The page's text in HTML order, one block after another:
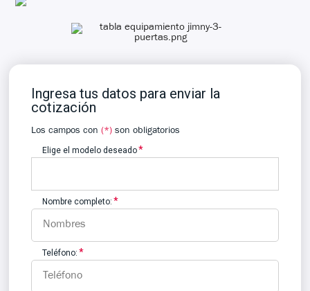
Ingresa tus datos para enviar la
cotización
Los campos con(*) son obligatorios
Elige el modelo deseado
Nombre completo:
Teléfono: